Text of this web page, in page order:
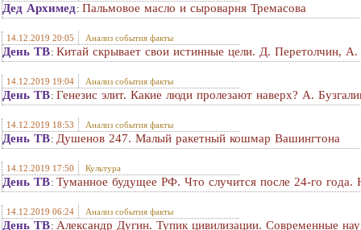
Дед Архимед : Пальмовое масло и сыроварня Тремасова
14.12.2019 20:05 Анализ события факты
День ТВ: Китай скрывает свои истинные цели. Д. Перетолчин,
14.12.2019 19:04 Анализ события факты
День ТВ: Генезис элит. Какие люди пролезают наверх? А.
14.12.2019 18:53 Анализ события факты
День ТВ: Душенов 247. Малый ракетный кошмар Вашингтона
14.12.2019 17:50 Культура
День ТВ: Туманное будущее РФ. Что случится после 24-го
14.12.2019 06:24 Анализ события факты
День ТВ: Александр Дугин. Тупик цивилизации. Современные